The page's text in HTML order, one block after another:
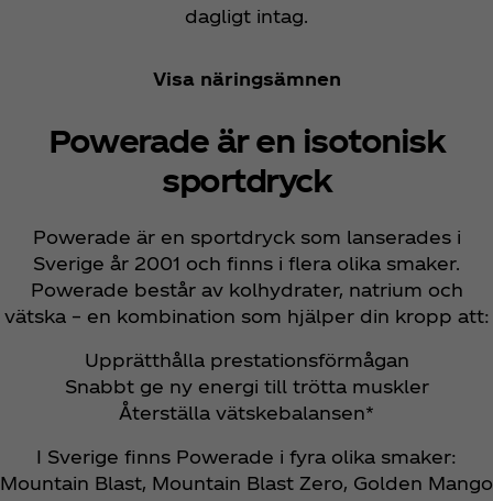
dagligt intag.
Visa näringsämnen
Powerade är en isotonisk
sportdryck
Powerade är en sportdryck som lanserades i
Sverige år 2001 och finns i flera olika smaker.
Powerade består av kolhydrater, natrium och
vätska – en kombination som hjälper din kropp att:
Upprätthålla prestationsförmågan
Snabbt ge ny energi till trötta muskler
Återställa vätskebalansen*
I Sverige finns Powerade i fyra olika smaker:
Mountain Blast, Mountain Blast Zero, Golden Mango